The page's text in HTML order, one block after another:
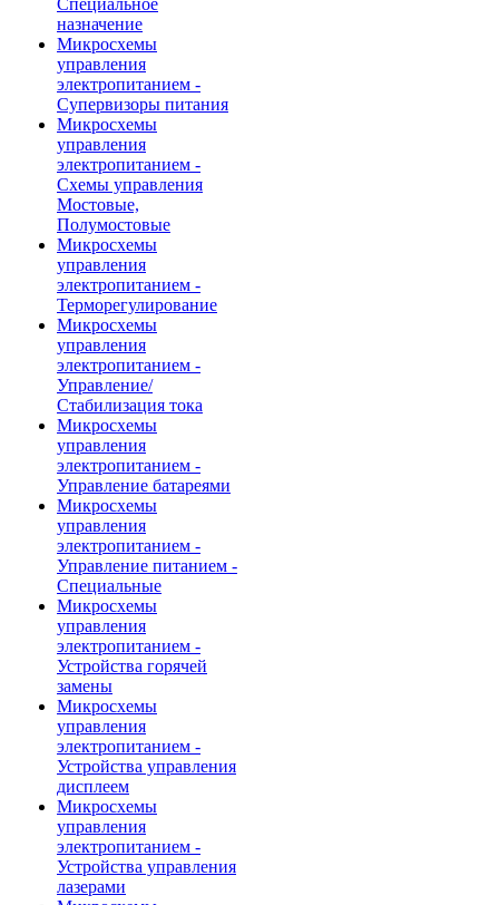
Специальное
назначение
Микросхемы
управления
электропитанием -
Супервизоры питания
Микросхемы
управления
электропитанием -
Схемы управления
Мостовые,
Полумостовые
Микросхемы
управления
электропитанием -
Терморегулирование
Микросхемы
управления
электропитанием -
Управление/
Стабилизация тока
Микросхемы
управления
электропитанием -
Управление батареями
Микросхемы
управления
электропитанием -
Управление питанием -
Специальные
Микросхемы
управления
электропитанием -
Устройства горячей
замены
Микросхемы
управления
электропитанием -
Устройства управления
дисплеем
Микросхемы
управления
электропитанием -
Устройства управления
лазерами